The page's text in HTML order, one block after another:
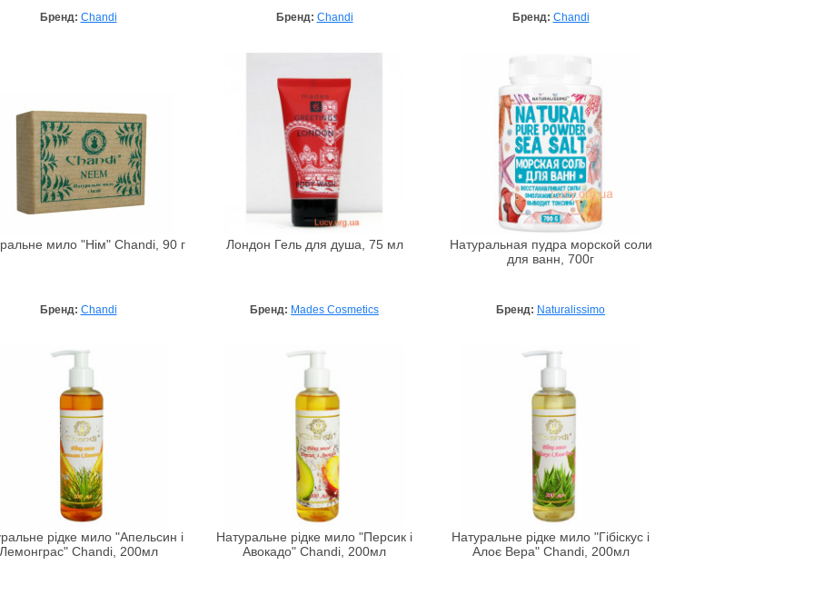
Бренд: Chandi Бренд: Chandi Бренд: Chandi
мило "Нім" Chandi, 90 г
Бренд: Chandi
Лондон Гель для душа, 75 мл
Бренд: Mades Cosmetics
Натуральная пудра морской соли
для ванн, 700г
Бренд: Naturalissimo
рідке мило "Апельсин і
Лемонграс" Chandi, 200мл
Натуральне рідке мило "Персик і
Авокадо" Chandi, 200мл
Натуральне рідке мило "Гібіскус і
Алоє Вера" Chandi, 200мл